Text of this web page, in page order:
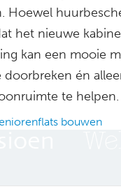
Hoewel
het nieuwe
kan een mooie
én
te
bouwen